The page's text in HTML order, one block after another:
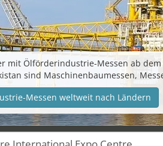
mit Ölförderindustrie-Messen ab
sind Maschinenbaumessen,
Messen weltweit nach Ländern